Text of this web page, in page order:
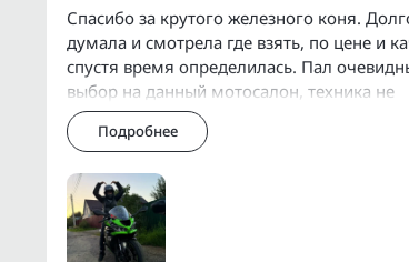
Организуем доставку по
У нас есть собственный
дополнительного
Дополнительную информацию о
через Еmаil, WhаtsАрр, Теlеgrаm
Прямые поставки с аукционов
Спасибо за крутого железного коня.
думала и смотрела где взять, по цене и
спустя время определилась. Пал
выбор на данный мотосалон, техника не
уставшая, стоит своих денег, все
быстрПодробнее